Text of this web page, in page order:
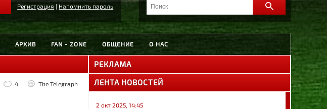
Регистрация | Напомнить пароль
АРХИВ FAN - ZONE ОБЩЕНИЕ О НАС
4 The Telegraph
РЕКЛАМА
ЛЕНТА НОВОСТЕЙ
2 окт 2025, 14:45